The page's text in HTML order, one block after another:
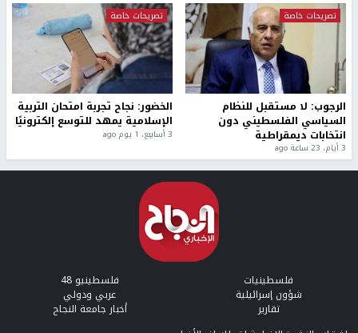
تصريحات خاصة
الرجوب: لا مستقبل للنظام
السياسي الفلسطيني دون
انتخابات ديمقراطية
3 أيام، 23 ساعة ago
تصريحات خاصة
الخضور: نجاح تجربة امتحان التربية
الإسلامية يمهد للتوسع إلكترونيًا
3 أسابيع، 1 يوم ago
فلسطينيات فلسطينيو 48
شؤون إسرائيلية عربي ودولي
تقارير
أخبار جامعة النجاح